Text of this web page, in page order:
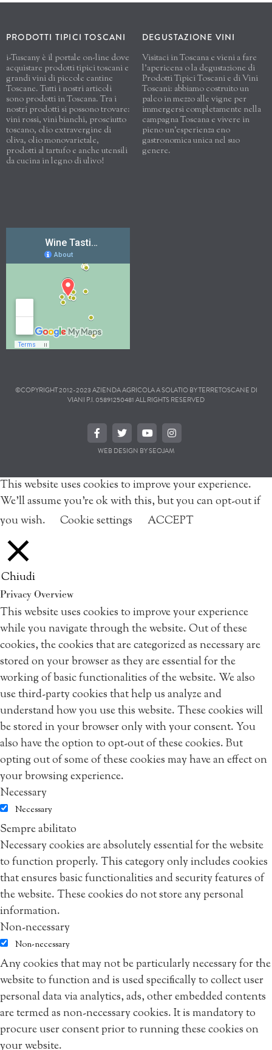
PRODOTTI TIPICI TOSCANI
i-Tuscany è il portale on-line dove
acquistare prodotti tipici toscani e
grandi vini di piccole cantine
Toscane. Tutti i nostri articoli
sono prodotti in Toscana. Tra i
nostri prodotti si possono trovare:
vini rossi, vini bianchi, prosciutto
toscano, olio extravergine di
oliva, olio monovarietale,
prodotti al tartufo e anche utensili
da cucina in legno di ulivo!
DEGUSTAZIONE VINI
Visitaci in Toscana e vieni a fare
l'apericena o la degustazione di
Prodotti Tipici Toscani e di Vini
Toscani: abbiamo costruito un
palco in mezzo alle vigne per
immergersi completamente nella
campagna Toscana e vivere in
pieno un'esperienza eno
gastronomica unica nel suo
genere.
©COPYRIGHT 2012-2023 AZIENDA AGRICOLA A SOLATIO BY TERRETOSCANE DI
VIANI P.I. 05891250481 ALL RIGHTS RESERVED
WEB DESIGN BY SEOJAM
This website uses cookies to improve your experience.
We'll assume you're ok with this, but you can opt-out if
you wish.
Cookie settings ACCEPT
Chiudi
Privacy Overview
This website uses cookies to improve your experience
while you navigate through the website. Out of these
cookies, the cookies that are categorized as necessary are
stored on your browser as they are essential for the
working of basic functionalities of the website. We also
use third-party cookies that help us analyze and
understand how you use this website. These cookies will
be stored in your browser only with your consent. You
also have the option to opt-out of these cookies. But
opting out of some of these cookies may have an effect on
your browsing experience.
Necessary
Necessary
Sempre abilitato
Necessary cookies are absolutely essential for the website
to function properly. This category only includes cookies
that ensures basic functionalities and security features of
the website. These cookies do not store any personal
information.
Non-necessary
Non-necessary
Any cookies that may not be particularly necessary for the
website to function and is used specifically to collect user
personal data via analytics, ads, other embedded contents
are termed as non-necessary cookies. It is mandatory to
procure user consent prior to running these cookies on
your website.